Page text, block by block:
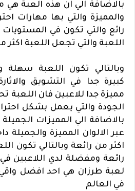
بالاضافة الي ان هذه العبة هي
والمميزة والتي بها مهارات
رائع والتي تكون في
اللعبة والتي تجعل اللعبة اكثر
وبالتالي تكون اللعبة سهلة
كبيرة جدا في التشويق
مميزة جدا للاعبين فان اللعبة
الجودة والتي يعمل بشكل
بالاضافة الي المميزات
عبر الالوان المميزة والجميلة
اكثر من رائعة وبالتالي تكون
رائعة ومفضلة لدي اللاعبين في
لعبة طرزان هي احد افضل واقي
في العالم